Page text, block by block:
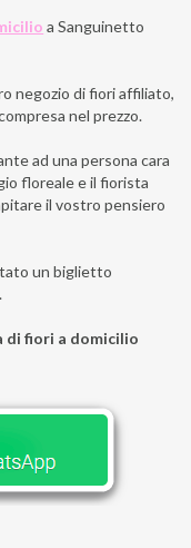
a Sanguinetto
negozio di fiori affiliato,
nel prezzo.
ad una persona cara
floreale e il fiorista
il vostro pensiero
un biglietto
di fiori a domicilio